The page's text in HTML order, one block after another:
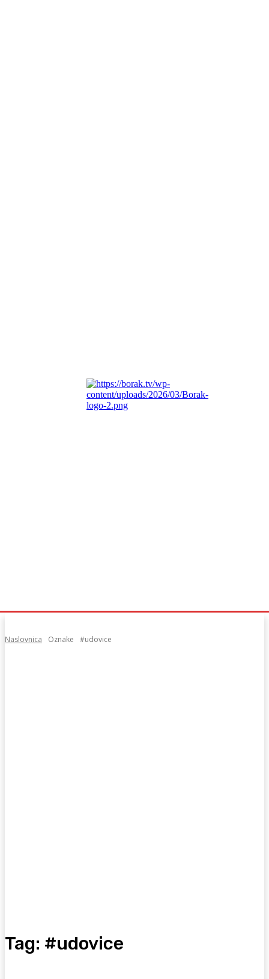
Naslovnica Oznake #udovice
Tag: #udovice